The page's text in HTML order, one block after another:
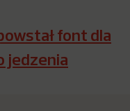
font dla
jedzenia